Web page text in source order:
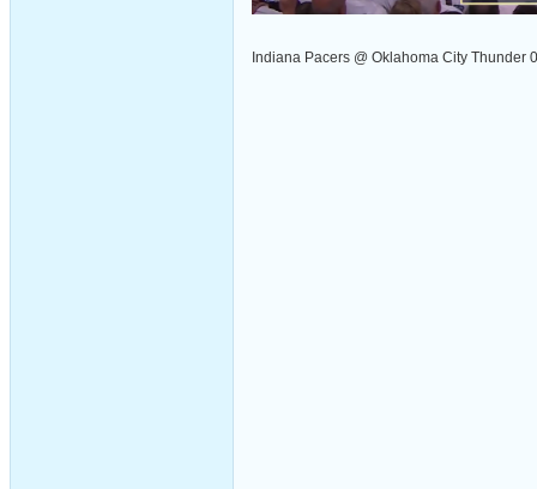
Indiana Pacers @ Oklahoma City Thunder